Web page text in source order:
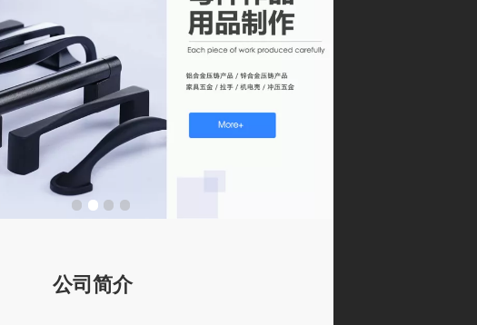
公司简介